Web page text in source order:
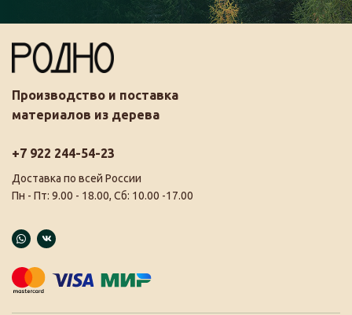
Производство и поставка
материалов из дерева
+7 922 244-54-23
Доставка по всей России
Пн - Пт: 9.00 - 18.00, Сб: 10.00 -17.00